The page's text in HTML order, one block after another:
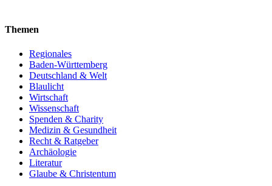
Themen
Regionales
Baden-Württemberg
Deutschland & Welt
Blaulicht
Wirtschaft
Wissenschaft
Spenden & Charity
Medizin & Gesundheit
Recht & Ratgeber
Archäologie
Literatur
Glaube & Christentum